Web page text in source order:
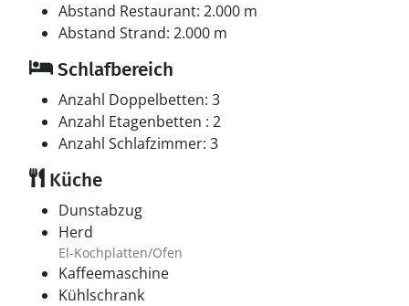
Abstand Restaurant: 2.000 m
Abstand Strand: 2.000 m
Schlafbereich
Anzahl Doppelbetten: 3
Anzahl Etagenbetten : 2
Anzahl Schlafzimmer: 3
Küche
Dunstabzug
Herd
El-Kochplatten/Ofen
Kaffeemaschine
Kühlschrank